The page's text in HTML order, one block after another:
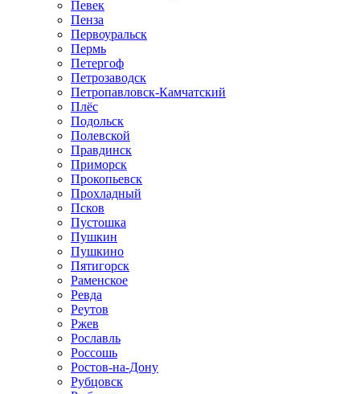
Певек
Пенза
Первоуральск
Пермь
Петергоф
Петрозаводск
Петропавловск-Камчатский
Плёс
Подольск
Полевской
Правдинск
Приморск
Прокопьевск
Прохладный
Псков
Пустошка
Пушкин
Пушкино
Пятигорск
Раменское
Ревда
Реутов
Ржев
Рославль
Россошь
Ростов-на-Дону
Рубцовск